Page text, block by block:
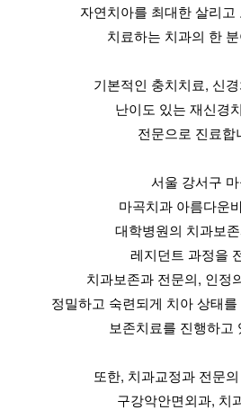
자연치아를 최대한 살리고
치료하는 치과의 한
기본적인 충치치료, 신
난이도 있는 재신경
전문으로 진료합
서울 강서구
마곡치과 아름다운
대학병원의 치과보
레지던트 과정을
치과보존과 전문의, 인정
정밀하고 숙련되게 치아 상태
보존치료를 진행하고
또한, 치과교정과 전문
구강악안면외과, 치